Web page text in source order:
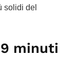
solidi del
minuti